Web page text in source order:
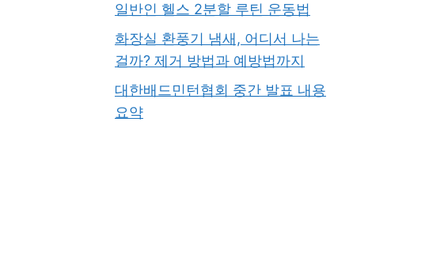
일반인 헬스 2분할 루틴 운동법
화장실 환풍기 냄새, 어디서 나는
걸까? 제거 방법과 예방법까지
대한배드민턴협회 중간 발표 내용
요약